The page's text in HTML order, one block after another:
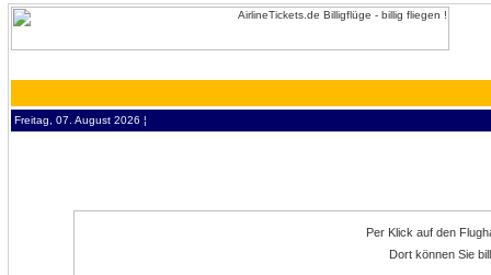
Freitag, 07. August 2026 ¦
Per Klick auf den
Dort können Sie